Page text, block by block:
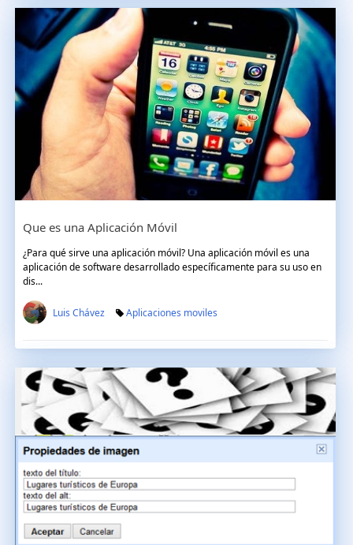
Que es una Aplicación Móvil
¿Para qué sirve una aplicación móvil? Una aplicación móvil es una
aplicación de software desarrollado específicamente para su uso en
dis...
Luis Chávez Aplicaciones moviles